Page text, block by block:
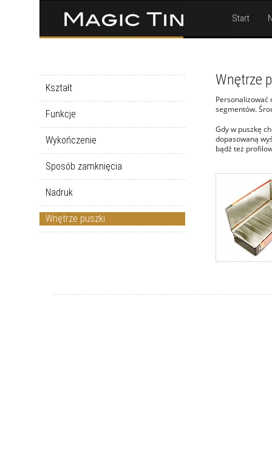
Start
Kształt
Funkcje
Wykończenie
Sposób zamknięcia
Nadruk
Wnętrze puszki
Wnętrze
Personalizować
segmentów.
Gdy w puszkę
dopasowaną
bądź też